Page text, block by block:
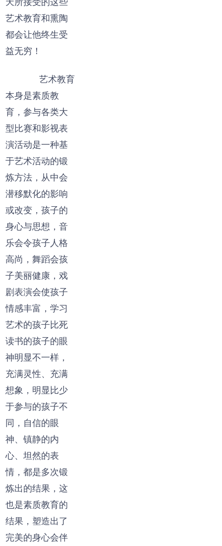
艺术教育和熏陶
都会让他终生受
益无穷！
艺术教育
本身是素质教
育，参与各类大
型比赛和影视表
演活动是一种基
于艺术活动的锻
炼方法，从中会
潜移默化的影响
或改变，孩子的
身心与思想，音
乐会令孩子人格
高尚，舞蹈会孩
子美丽健康，戏
剧表演会使孩子
情感丰富，学习
艺术的孩子比死
读书的孩子的眼
神明显不一样，
充满灵性、充满
想象，明显比少
于参与的孩子不
同，自信的眼
神、镇静的内
心、坦然的表
情，都是多次锻
炼出的结果，这
也是素质教育的
结果，塑造出了
完美的身心会伴